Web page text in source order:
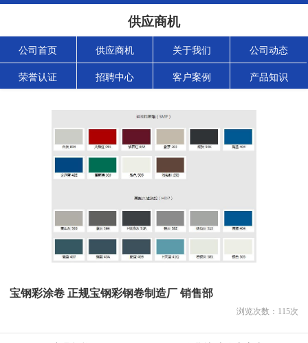
供应商机
公司首页 供应商机 关于我们 公司动态
荣誉认证 招聘中心 客户案例 产品知识
宝钢彩涂卷 正规宝钢彩钢卷制造厂 销售部
浏览次数： 115次